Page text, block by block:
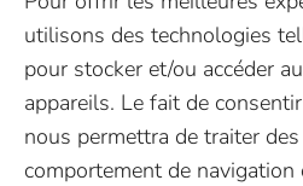
utilisons des technologies
pour stocker et/ou accéder
appareils. Le fait de
nous permettra de traiter
comportement de
Espace presse
Nous rejoindre ♥️
Linkedin
Facebook
Youtube
X (Twitter)